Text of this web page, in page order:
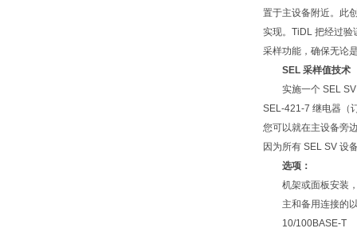
置于主设备附近。此
实现。TiDL 把经过验
采样功能，确保无论
SEL 采样值技术
实施一个 SEL SV
SEL-421-7 继电器（
您可以就在主设备旁
因为所有 SEL SV 设
选项：
机架或面板安装，
主和备用连接的以
10/100BASE-T